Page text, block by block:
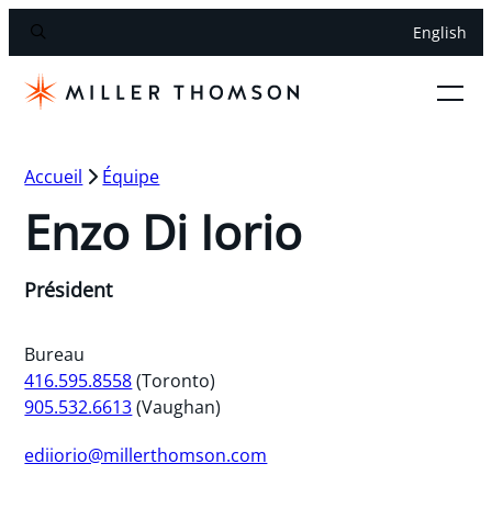
English
Accueil Équipe
Enzo Di Iorio
Président
Bureau
416.595.8558(Toronto)
905.532.6613(Vaughan)
ediiorio@millerthomson.com